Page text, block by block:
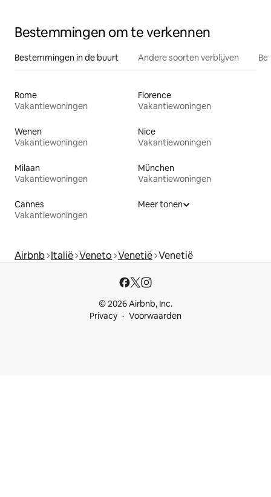
Bestemmingen om te verkennen
Bestemmingen in de buurt Andere soorten verblijven
Rome
Vakantiewoningen
Florence
Vakantiewoningen
Wenen
Vakantiewoningen
Nice
Vakantiewoningen
Milaan
Vakantiewoningen
München
Vakantiewoningen
Cannes
Vakantiewoningen
Meer tonen
Airbnb Italië Veneto Venetië Venetië
© 2026 Airbnb, Inc.
Privacy
Voorwaarden